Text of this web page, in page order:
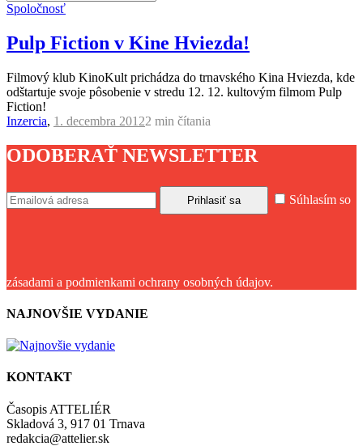
Spoločnosť
Pulp Fiction v Kine Hviezda!
Filmový klub KinoKult prichádza do trnavského Kina Hviezda, kde
odštartuje svoje pôsobenie v stredu 12. 12. kultovým filmom Pulp
Fiction!
Inzercia, 1. decembra 20122 min čítania
ODOBERAŤ NEWSLETTER
Súhlasím so
zásadami a podmienkami ochrany osobných údajov.
NAJNOVŠIE VYDANIE
KONTAKT
Časopis ATTELIÉR
Skladová 3, 917 01 Trnava
redakcia@attelier.sk